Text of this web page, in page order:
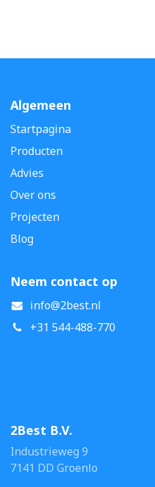
Algemeen
Startpagina
Producten
Advies
Over ons
Projecten
Blog
Neem contact op
info@2best.nl
+31 544-488-770
2Best B.V.
Industrieweg 9
7141 DD Groenlo